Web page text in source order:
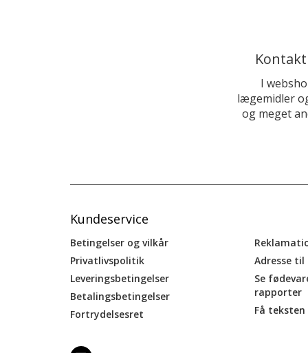
I
lægemidler
og meget
Kundeservice
Betingelser og vilkår
Privatlivspolitik
Leveringsbetingelser
Betalingsbetingelser
Fortrydelsesret
Adresse
Se
rapporter
Få